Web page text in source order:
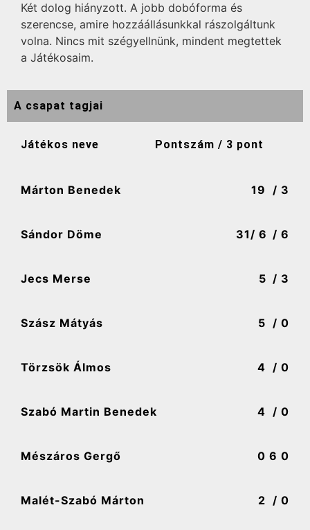
Két dolog hiányzott. A jobb dobóforma és
szerencse, amire hozzáállásunkkal rászolgáltunk
volna. Nincs mit szégyellnünk, mindent megtettek
a Játékosaim.
A csapat tagjai
Játékos neve Pontszám / 3 pont
Márton Benedek 19 / 3
Sándor Döme 31 / 6 / 6
Jecs Merse 5 / 3
Szász Mátyás 5 / 0
Törzsök Álmos 4 / 0
Szabó Martin Benedek 4 / 0
Mészáros Gergő 0 6 0
Malét-Szabó Márton 2 / 0